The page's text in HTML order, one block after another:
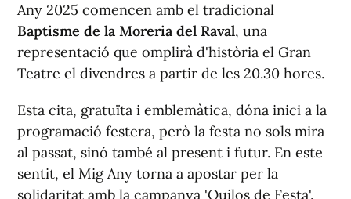
Any 2025 comencen amb el tradicional
Baptisme de la Moreria del Raval, una
representació que omplirà d'història el Gran
Teatre el divendres a partir de les 20.30 hores.
Esta cita, gratuïta i emblemàtica, dóna inici a la
programació festera, però la festa no sols mira
al passat, sinó també al present i futur. En este
sentit, el Mig Any torna a apostar per la
solidaritat amb la campanya 'Quilos de Festa'.